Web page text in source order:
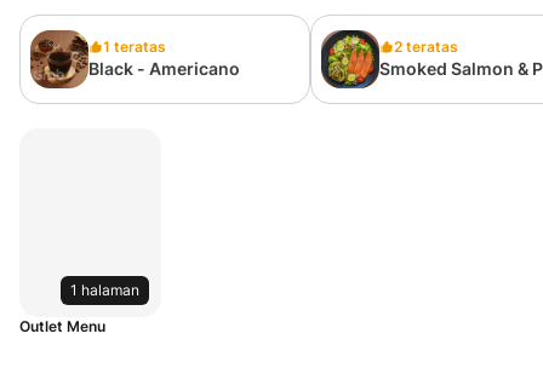
1 teratas
Black - Americano
2 teratas
Smoked Salmon &
1 halaman
Outlet Menu